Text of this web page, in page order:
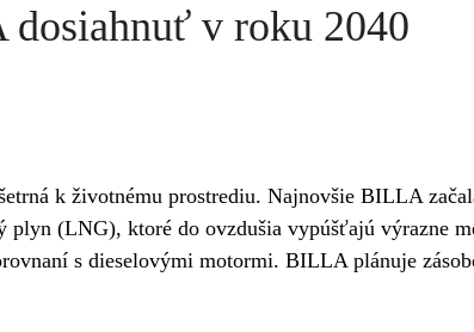
v roku 2040
k životnému prostrediu. Najnovšie BILLA
plyn (LNG), ktoré do ovzdušia vypúšťajú výrazne
s dieselovými motormi. BILLA plánuje